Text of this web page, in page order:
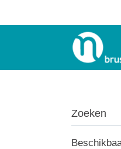
Zoeken